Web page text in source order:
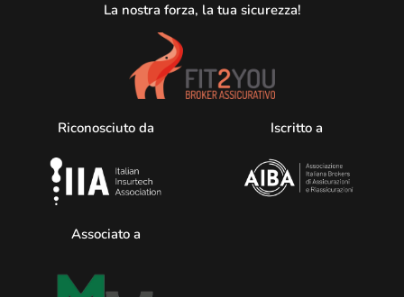
La nostra forza, la tua sicurezza!
Riconosciuto da Iscritto a
Associato a